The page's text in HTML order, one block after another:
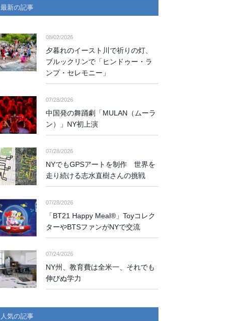
最新の記事
08/02/2026
夕暮れのイースト川で祈りの灯、
ブルックリンで「ヒンドゥー・ラ
ンプ・セレモニー」
07/28/2026
中国発の舞踊劇「MULAN（ムーラ
ン）」NY初上演
07/28/2026
NYでもGPSアートを制作 世界を
走り続ける志水直樹さんの挑戦
07/28/2026
「BT21 Happy Meal®」Toyコレク
ターやBTSファンがNYで交流
07/24/2026
NY州、教育費は全米一、それでも
伸びぬ学力
人気の記事